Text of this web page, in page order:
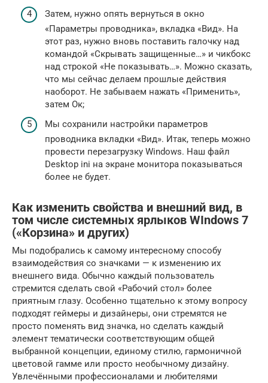
Затем, нужно опять вернуться в окно
«Параметры проводника», вкладка «Вид». На
этот раз, нужно вновь поставить галочку над
командой «Скрывать защищенные…» и чикбокс
над строкой «Не показывать…». Можно сказать,
что мы сейчас делаем прошлые действия
наоборот. Не забываем нажать «Применить»,
затем Ок;
Мы сохранили настройки параметров
проводника вкладки «Вид». Итак, теперь можно
провести перезагрузку Windows. Наш файл
Desktop ini на экране монитора показываться
более не будет.
Как изменить свойства и внешний вид, в
том числе системных ярлыков WIndows 7
(«Корзина» и других)
Мы подобрались к самому интересному способу
взаимодействия со значками — к изменению их
внешнего вида. Обычно каждый пользователь
стремится сделать свой «Рабочий стол» более
приятным глазу. Особенно тщательно к этому вопросу
подходят геймеры и дизайнеры, они стремятся не
просто поменять вид значка, но сделать каждый
элемент тематически соответствующим общей
выбранной концепции, единому стилю, гармоничной
цветовой гамме или просто необычному дизайну.
Увлечёнными профессионалами и любителями